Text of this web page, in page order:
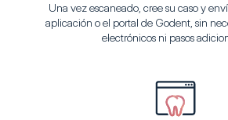
Una vez escaneado, cree su caso y
aplicación o el portal de Godent, sin
electrónicos ni pasos